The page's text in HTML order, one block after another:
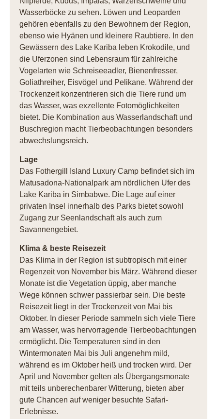
Wasserböcke zu sehen. Löwen und Leoparden
gehören ebenfalls zu den Bewohnern der Region,
ebenso wie Hyänen und kleinere Raubtiere. In den
Gewässern des Lake Kariba leben Krokodile, und
die Uferzonen sind Lebensraum für zahlreiche
Vogelarten wie Schreiseeadler, Bienenfresser,
Goliathreiher, Eisvögel und Pelikane. Während der
Trockenzeit konzentrieren sich die Tiere rund um
das Wasser, was exzellente Fotomöglichkeiten
bietet. Die Kombination aus Wasserlandschaft und
Buschregion macht Tierbeobachtungen besonders
abwechslungsreich.
Lage
Das Fothergill Island Luxury Camp befindet sich im
Matusadona-Nationalpark am nördlichen Ufer des
Lake Kariba in Simbabwe. Die Lage auf einer
privaten Insel innerhalb des Parks bietet sowohl
Zugang zur Seenlandschaft als auch zum
Savannengebiet.
Klima & beste Reisezeit
Das Klima in der Region ist subtropisch mit einer
Regenzeit von November bis März. Während dieser
Monate ist die Vegetation üppig, aber manche
Wege können schwer passierbar sein. Die beste
Reisezeit liegt in der Trockenzeit von Mai bis
Oktober. In dieser Periode sammeln sich viele Tiere
am Wasser, was hervorragende Tierbeobachtungen
ermöglicht. Die Temperaturen sind in den
Wintermonaten Mai bis Juli angenehm mild,
während es im Oktober heiß und trocken wird. Der
April und November gelten als Übergangsmonate
mit teils unberechenbarer Witterung, bieten aber
gute Chancen auf weniger besuchte Safari-
Erlebnisse.